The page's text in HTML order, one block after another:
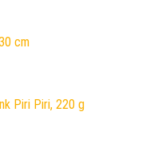
cm
Piri Piri, 220 g